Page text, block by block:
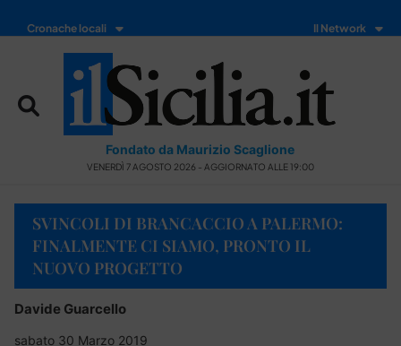
Cronache locali Il Network
Fondato da Maurizio Scaglione
VENERDÌ 7 AGOSTO 2026 - AGGIORNATO ALLE 19:00
SVINCOLI DI BRANCACCIO A PALERMO:
FINALMENTE CI SIAMO, PRONTO IL
NUOVO PROGETTO
Davide Guarcello
sabato 30 Marzo 2019